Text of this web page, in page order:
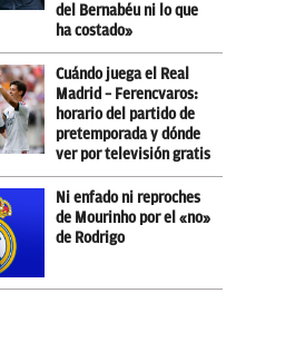
del Bernabéu ni lo que
ha costado»
Cuándo juega el Real
Madrid – Ferencvaros:
horario del partido de
pretemporada y dónde
ver por televisión gratis
Ni enfado ni reproches
de Mourinho por el «no»
de Rodrigo